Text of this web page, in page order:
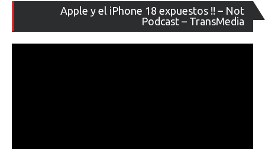
Apple y el iPhone 18 expuestos !! – Not
Podcast – TransMedia
de